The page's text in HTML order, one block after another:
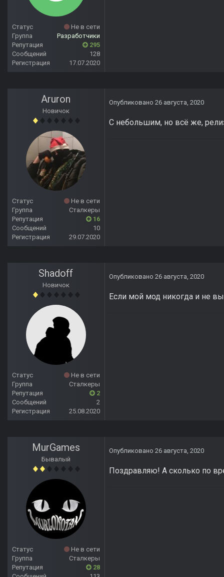
Статус
Не в сети
Группа
Разработчики
Репутация
295
Сообщений
128
Регистрация
17.07.2020
Аruron
Новичок
Статус
Не в сети
Группа
Сталкеры
Репутация
16
Сообщений
10
Регистрация
29.07.2020
Опубликовано 26 августа, 2020
С небольшим, но всё же,
Shadoff
Новичок
Статус
Не в сети
Группа
Сталкеры
Репутация
2
Сообщений
2
Регистрация
25.08.2020
Опубликовано 26 августа, 2020
Если мой мод никогда и не
MurGames
Бывалый
Статус
Не в сети
Группа
Сталкеры
Репутация
28
Опубликовано 26 августа, 2020
Поздравляю! А сколько по